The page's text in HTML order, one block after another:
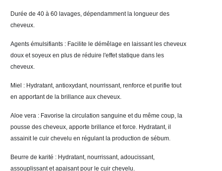
Durée de 40 à 60 lavages, dépendamment la longueur des
cheveux.
Agents émulsifiants : Facilite le démêlage en laissant les cheveux
doux et soyeux en plus de réduire l'effet statique dans les
cheveux.
Miel : Hydratant, antioxydant, nourrissant, renforce et purifie tout
en apportant de la brillance aux cheveux.
Aloe vera : Favorise la circulation sanguine et du même coup, la
pousse des cheveux, apporte brillance et force. Hydratant, il
assainit le cuir chevelu en régulant la production de sébum.
Beurre de karité : Hydratant, nourrissant, adoucissant,
assouplissant et apaisant pour le cuir chevelu.